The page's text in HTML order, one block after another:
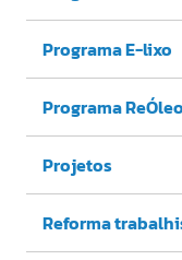
Programa E-lixo
Programa ReÓleo
Projetos
Reforma